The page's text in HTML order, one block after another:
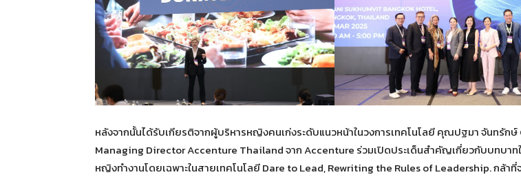
หลังจากนั้นได้รับเกียรติจากผู้บริหารหญิงคนเก่งระดับแนวหน้าในวงการเทคโนโลยี คุณปฐมา จันทรัก
Managing Director Accenture Thailand จาก Accenture ร่วมเปิดประเด็นสำคัญเกี่ยวกับบทบาท
หญิงทำงานโดยเฉพาะในสายเทคโนโลยี Dare to Lead, Rewriting the Rules of Leadership. กล้าที่